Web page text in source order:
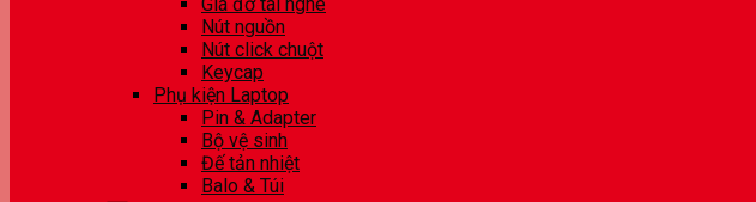
Nút nguồn
Nút click chuột
Keycap
Phụ kiện Laptop
Pin & Adapter
Bộ vệ sinh
Đế tản nhiệt
Balo & Túi